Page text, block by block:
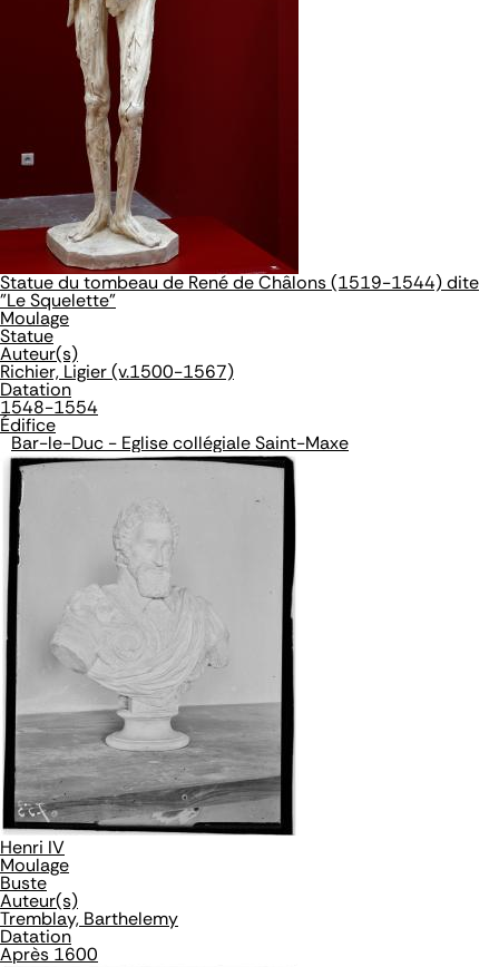
Statue du tombeau de René de Châlons (1519-1544) dite
"Le Squelette"
Moulage
Statue
Auteur(s)
Richier, Ligier (v.1500-1567)
Datation
1548-1554
Édifice
Bar-le-Duc - Eglise collégiale Saint-Maxe
Henri IV
Moulage
Buste
Auteur(s)
Tremblay, Barthelemy
Datation
Après 1600